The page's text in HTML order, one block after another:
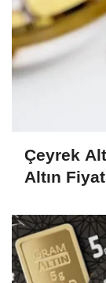
Çeyrek
Altın